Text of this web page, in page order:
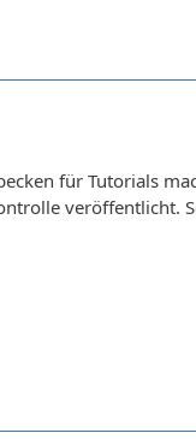
für Tutorials
veröffentlicht.